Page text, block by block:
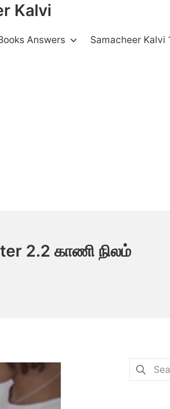
Kalvi
Answers Samacheer Kalvi
2.2 காணி நிலம்
Search
for: